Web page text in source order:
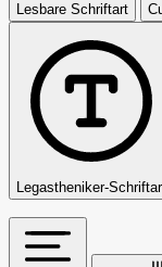
Lesbare Schriftart
Legastheniker-